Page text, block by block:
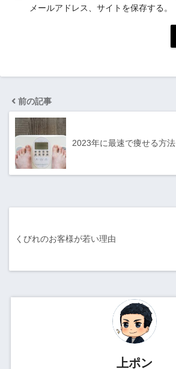
メールアドレス、サイトを保存する。
前の記事
2023年に最速で痩せる方法
くびれのお客様が若い理由
上ポン